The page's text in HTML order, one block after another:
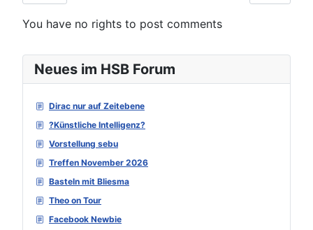
Neues im HSB Forum
Dirac nur auf Zeitebene
?Künstliche Intelligenz?
Vorstellung sebu
Treffen November 2026
Basteln mit Bliesma
Theo on Tour
Facebook Newbie
You have no rights to post comments